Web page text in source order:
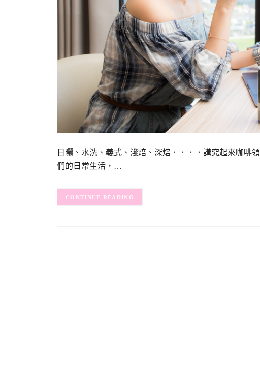
日曬、水洗、義式、淺焙、深焙．．．．講究起來咖啡
們的日常生活，…
CONTINUE READING